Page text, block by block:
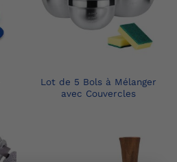
Lot de 5 Bols à Mélanger
avec Couvercles